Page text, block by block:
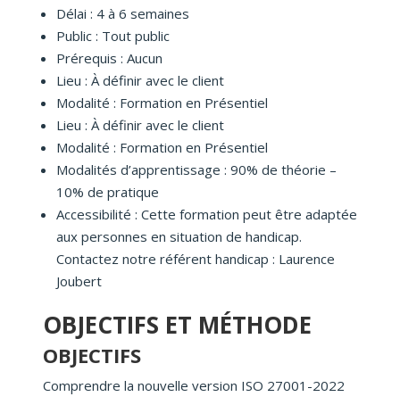
Délai : 4 à 6 semaines
Public : Tout public
Prérequis : Aucun
Lieu : À définir avec le client
Modalité : Formation en Présentiel
Lieu : À définir avec le client
Modalité : Formation en Présentiel
Modalités d’apprentissage : 90% de théorie –
10% de pratique
Accessibilité : Cette formation peut être adaptée
aux personnes en situation de handicap.
Contactez notre référent handicap : Laurence
Joubert
OBJECTIFS ET MÉTHODE
OBJECTIFS
Comprendre la nouvelle version ISO 27001-2022